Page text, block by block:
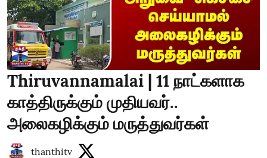
Thiruvannamalai | 11 நாட்களாக
காத்திருக்கும் முதியவர்..
அலைகழிக்கும் மருத்துவர்கள்
thanthitv